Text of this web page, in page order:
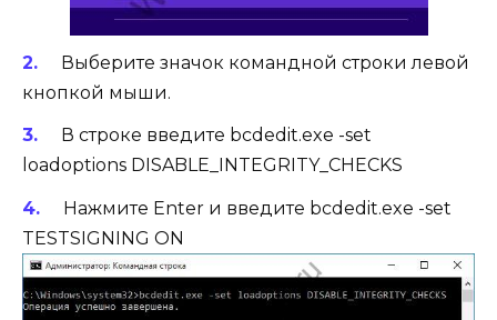
Выберите значок командной строки левой
кнопкой мыши.
В строке введите bcdedit.exe -set
loadoptions DISABLE_INTEGRITY_CHECKS
Нажмите Enter и введите bcdedit.exe -set
TESTSIGNING ON